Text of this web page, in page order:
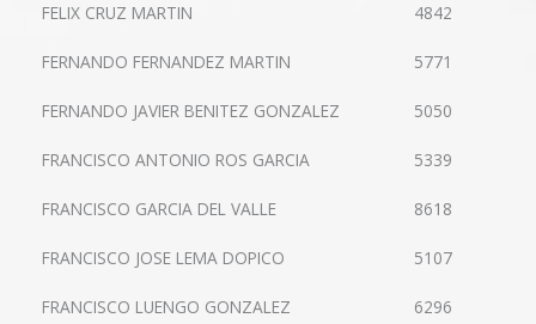
FELIX CRUZ MARTIN 4842
FERNANDO FERNANDEZ MARTIN 5771
FERNANDO JAVIER BENITEZ GONZALEZ 5050
FRANCISCO ANTONIO ROS GARCIA 5339
FRANCISCO GARCIA DEL VALLE 8618
FRANCISCO JOSE LEMA DOPICO 5107
FRANCISCO LUENGO GONZALEZ 6296